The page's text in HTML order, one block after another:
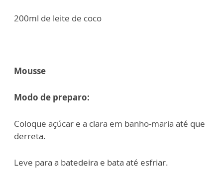
200ml de leite de coco
Mousse
Modo de preparo:
Coloque açúcar e a clara em banho-maria até que
derreta.
Leve para a batedeira e bata até esfriar.